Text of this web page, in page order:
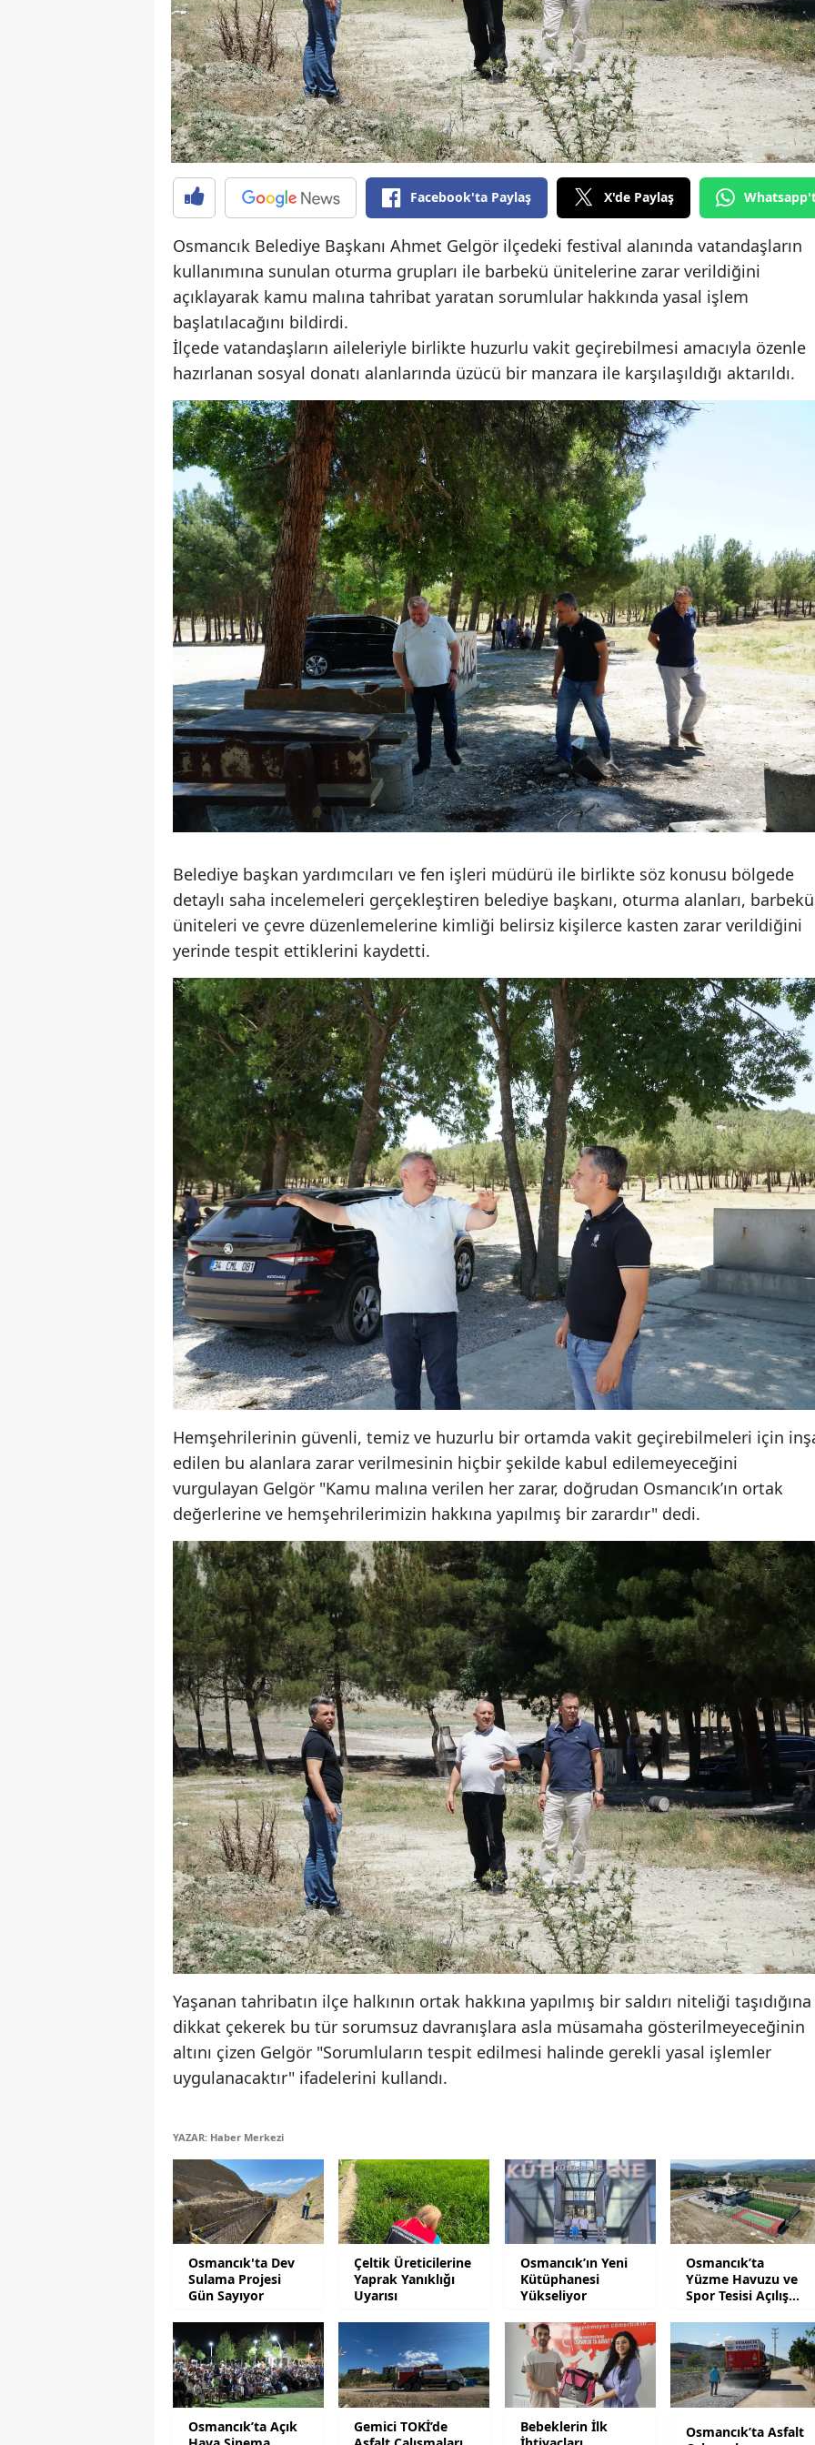
Edirne
Elazığ
Erzincan
Erzurum
Gaziantep
Giresun
Gümüşhane
Hatay
Mersin
Kars
Kastamonu
Kayseri
Kırklareli
Kırşehir
Kocaeli
Konya
Kütahya
Manisa
Kahramanmaraş
Muğla
Muş
Nevşehir
Niğde
Ordu
Rize
Sakarya
Samsun
Siirt
Sinop
Sivas
Tekirdağ
Tokat
Trabzon
Tunceli
Şanlıurfa
Uşak
Van
Yozgat
Zonguldak
Aksaray
Bayburt
Karaman
Kırıkkale
Batman
Şırnak
Bartın
Ardahan
Iğdır
Osmaniye
Düzce
Facebook'ta Paylaş X'de Paylaş
Osmancık Belediye Başkanı Ahmet Gelgör ilçedeki festival alanında vatandaşların
kullanımına sunulan oturma grupları ile barbekü ünitelerine zarar verildiğini
açıklayarak kamu malına tahribat yaratan sorumlular hakkında yasal işlem
başlatılacağını bildirdi.
İlçede vatandaşların aileleriyle birlikte huzurlu vakit geçirebilmesi amacıyla özenle
hazırlanan sosyal donatı alanlarında üzücü bir manzara ile karşılaşıldığı aktarıldı.
Belediye başkan yardımcıları ve fen işleri müdürü ile birlikte söz konusu bölgede
detaylı saha incelemeleri gerçekleştiren belediye başkanı, oturma alanları, barbekü
üniteleri ve çevre düzenlemelerine kimliği belirsiz kişilerce kasten zarar verildiğini
yerinde tespit ettiklerini kaydetti.
Hemşehrilerinin güvenli, temiz ve huzurlu bir ortamda vakit geçirebilmeleri için
edilen bu alanlara zarar verilmesinin hiçbir şekilde kabul edilemeyeceğini
vurgulayan Gelgör "Kamu malına verilen her zarar, doğrudan Osmancık’ın ortak
değerlerine ve hemşehrilerimizin hakkına yapılmış bir zarardır" dedi.
Yaşanan tahribatın ilçe halkının ortak hakkına yapılmış bir saldırı niteliği taşıdığına
dikkat çekerek bu tür sorumsuz davranışlara asla müsamaha gösterilmeyeceğinin
altını çizen Gelgör "Sorumluların tespit edilmesi halinde gerekli yasal işlemler
uygulanacaktır" ifadelerini kullandı.
YAZAR: Haber Merkezi
Osmancık'ta Dev
Sulama Projesi
Gün Sayıyor
Çeltik Üreticilerine
Yaprak Yanıklığı
Uyarısı
Osmancık’ın Yeni
Kütüphanesi
Yükseliyor
Osmancık’ta
Yüzme Havuzu ve
Spor Tesisi Açılış
Osmancık’ta Açık
Gemici TOKİ’de
Bebeklerin İlk
Osmancık’ta Asfalt